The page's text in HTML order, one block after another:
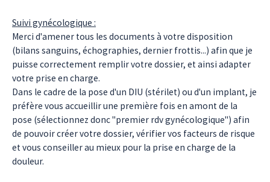
Suivi gynécologique :
Merci d'amener tous les documents à votre disposition
(bilans sanguins, échographies, dernier frottis...) afin que je
puisse correctement remplir votre dossier, et ainsi adapter
votre prise en charge.
Dans le cadre de la pose d'un DIU (stérilet) ou d'un implant, je
préfère vous accueillir une première fois en amont de la
pose (sélectionnez donc "premier rdv gynécologique") afin
de pouvoir créer votre dossier, vérifier vos facteurs de risque
et vous conseiller au mieux pour la prise en charge de la
douleur.